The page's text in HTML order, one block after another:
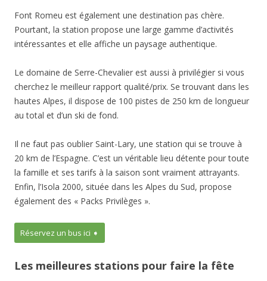
Font Romeu est également une destination pas chère.
Pourtant, la station propose une large gamme d’activités
intéressantes et elle affiche un paysage authentique.
Le domaine de Serre-Chevalier est aussi à privilégier si vous
cherchez le meilleur rapport qualité/prix. Se trouvant dans les
hautes Alpes, il dispose de 100 pistes de 250 km de longueur
au total et d’un ski de fond.
Il ne faut pas oublier Saint-Lary, une station qui se trouve à
20 km de l’Espagne. C’est un véritable lieu détente pour toute
la famille et ses tarifs à la saison sont vraiment attrayants.
Enfin, l’Isola 2000, située dans les Alpes du Sud, propose
également des « Packs Privilèges ».
Réservez un bus ici ➧
Les meilleures stations pour faire la fête